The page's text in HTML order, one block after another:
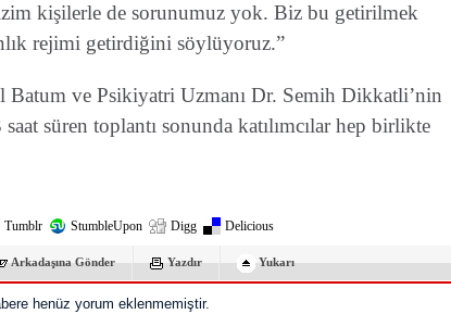
kişilerle de sorunumuz yok. Biz bu getirilmek
rejimi getirdiğini söylüyoruz.”
ve Psikiyatri Uzmanı Dr. Semih Dikkatli’nin
süren toplantı sonunda katılımcılar hep birlikte
Tumblr StumbleUpon Digg Delicious
Arkadaşına Gönder Yazdır Yukarı
henüz yorum eklenmemiştir.